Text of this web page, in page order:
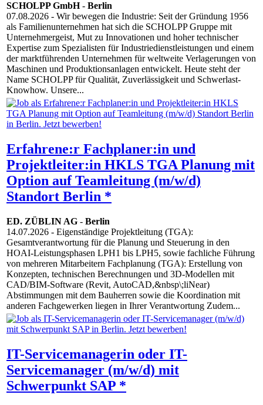
SCHOLPP GmbH- Berlin
07.08.2026 - Wir bewegen die Industrie: Seit der Gründung 1956
als Familienunternehmen hat sich die SCHOLPP Gruppe mit
Unternehmergeist, Mut zu Innovationen und hoher technischer
Expertise zum Spezialisten für Industriedienstleistungen und einem
der marktführenden Unternehmen für weltweite Verlagerungen von
Maschinen und Produktionsanlagen entwickelt. Heute steht der
Name SCHOLPP für Qualität, Zuverlässigkeit und Schwerlast-
Knowhow. Unsere...
Erfahrene:r Fachplaner:in und
Projektleiter:in HKLS TGA Planung mit
Option auf Teamleitung (m/w/d)
Standort Berlin *
ED. ZÜBLIN AG - Berlin
14.07.2026 - Eigenständige Projektleitung (TGA):
Gesamtverantwortung für die Planung und Steuerung in den
HOAI-Leistungsphasen LPH1 bis LPH5, sowie fachliche Führung
von mehreren Mitarbeitern Fachplanung (TGA): Erstellung von
Konzepten, technischen Berechnungen und 3D-Modellen mit
CAD/BIM-Software (Revit, AutoCAD,&nbsp\;liNear)
Abstimmungen mit dem Bauherren sowie die Koordination mit
anderen Fachgewerken liegen in Ihrer Verantwortung Zudem...
IT-Servicemanagerin oder IT-
Servicemanager (m/w/d) mit
Schwerpunkt SAP *